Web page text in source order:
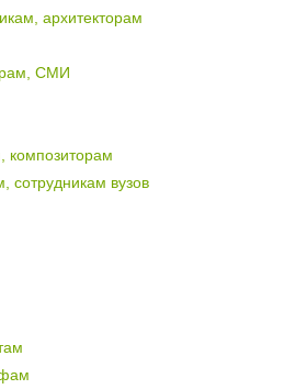
архитекторам
СМИ
композиторам
сотрудникам вузов